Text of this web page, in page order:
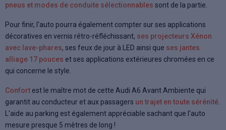
pneus et modes de conduite sélectionnables sont de la partie.
Pour finir, l'auto pourra également compter sur ses applications
décoratives en vernis rétro-réfléchissant, ses projecteurs Xénon
avec lave-phares, ses feux de jour à LED ainsi que ses jantes
alliage 17 pouces et ses applications extérieures chromées en ce
qui concerne le style.
Confort est le maître mot de cette Audi A6 Avant Ambiente qui
garantit au conducteur et aux passagers un trajet en toute sérénité
L'aide au parking est également appréciable sachant que l'auto
mesure presque 5 mètres de long !